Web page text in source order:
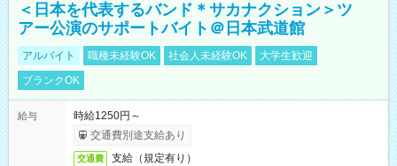
＜日本を代表するバンド＊サカナクション＞ツ
アー公演のサポートバイト＠日本武道館
アルバイト 職種未経験OK 社会人未経験OK
大学生歓迎
ブランクOK
給与
時給1250円～
交通費別途支給あり
交通費 支給（規定有り）